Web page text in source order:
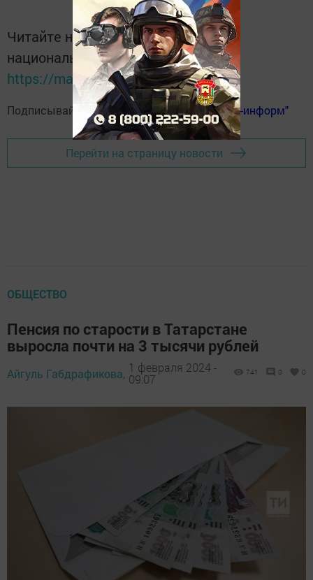
Читайте новости Татарстана в
национальном мессенджере MАХ:
https://max.ru/tatmedia
Подписывайтесь на телеграм-канал "Бавлы-информ"
Перейти на страницу новости
ОБЩЕСТВО
Пенсия по старости в Татарстане
выросла почти на 3 тысячи рублей
Айгуль Габдрафикова, 1 февраля 2024 -
09:07
741 0 0